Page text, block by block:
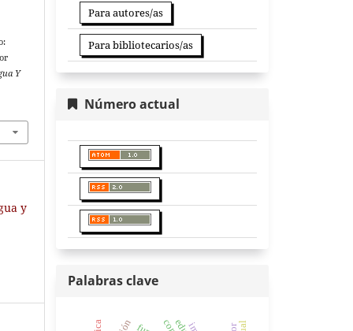
Y
y
Para autores/as
Para bibliotecarios/as
Número actual
Palabras clave